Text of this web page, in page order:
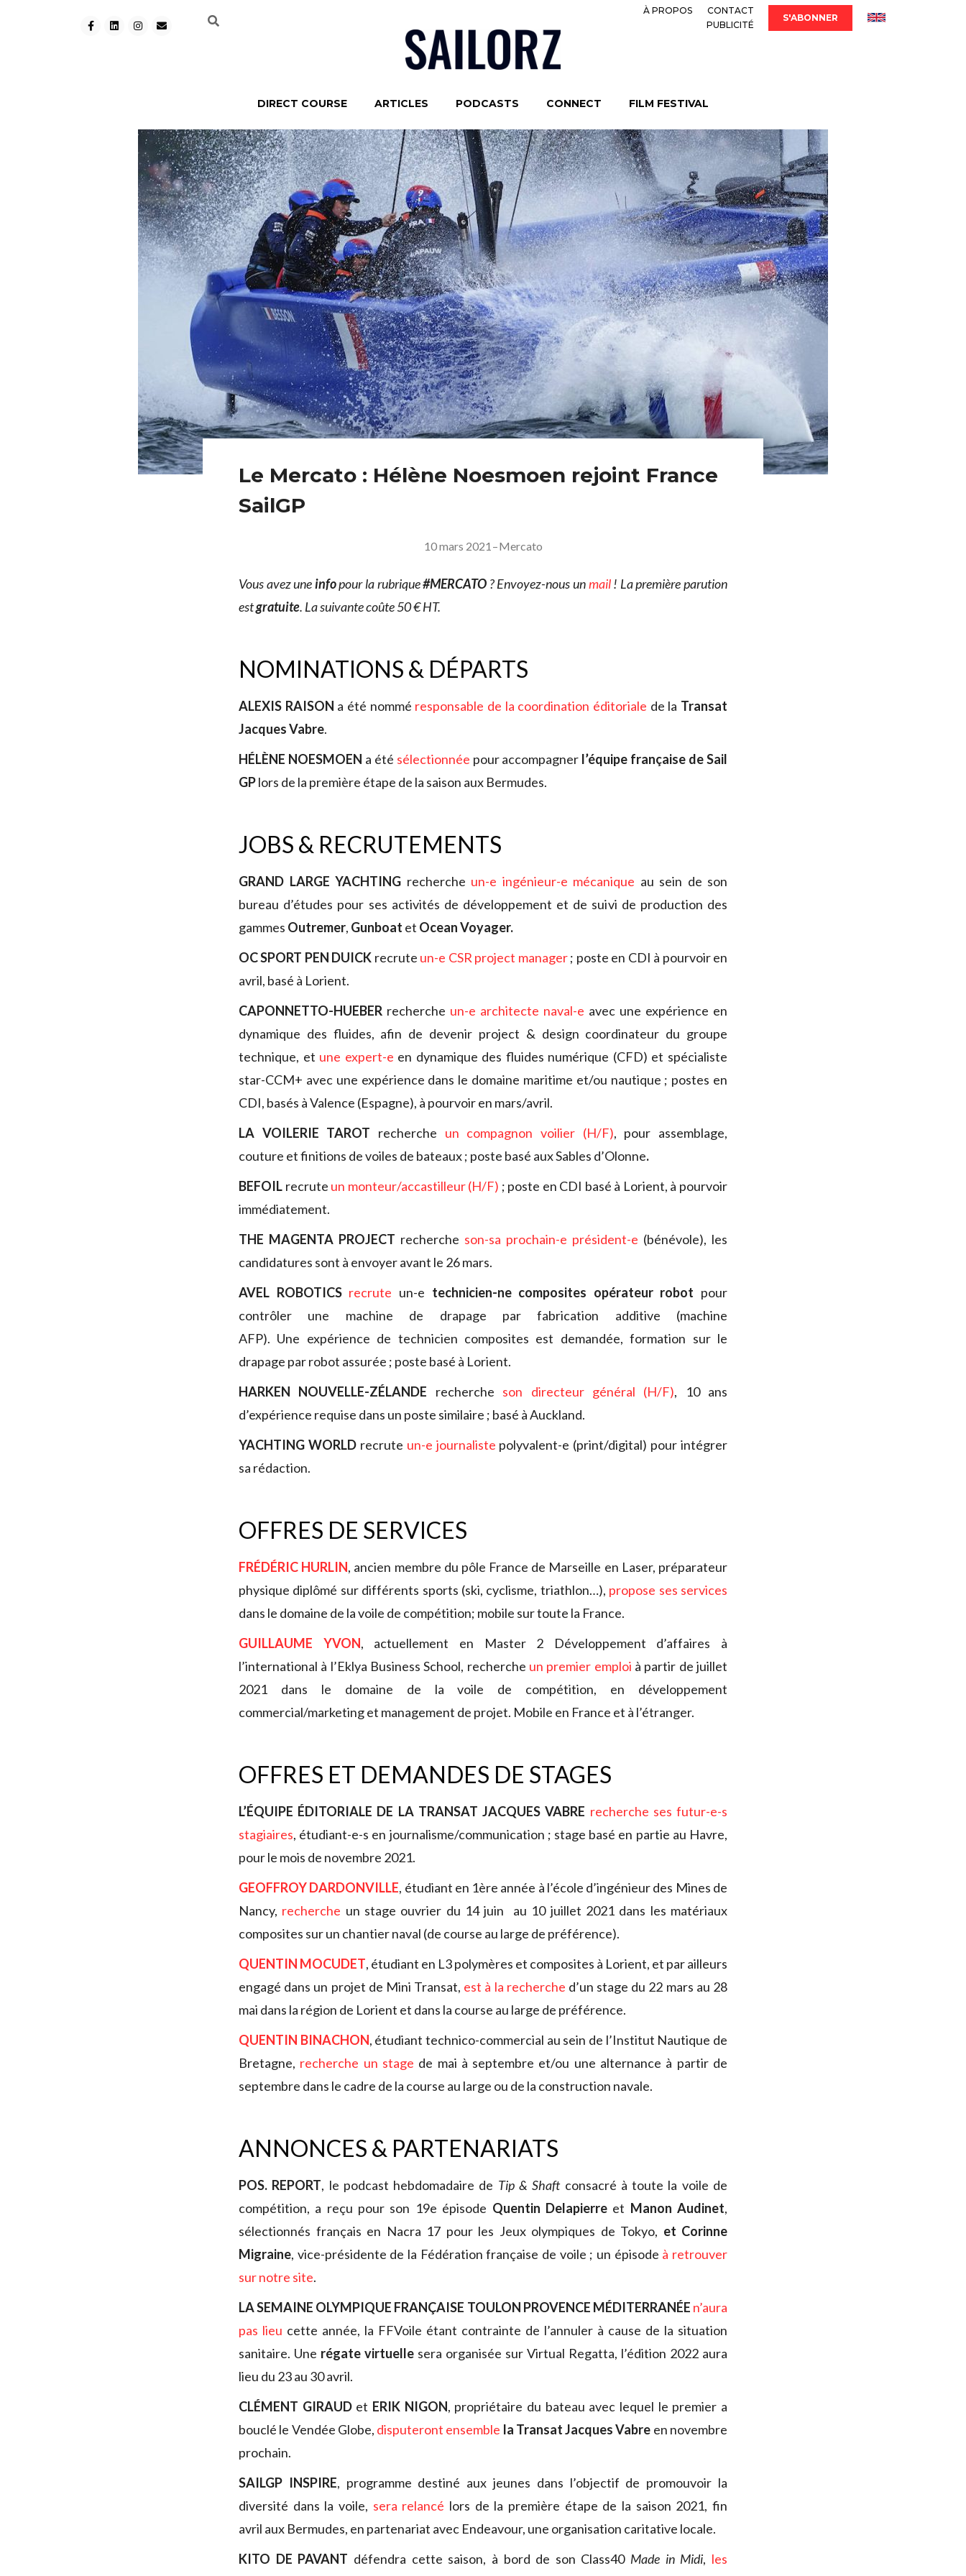
À PROPOS
CONTACT
PUBLICITÉ
S'ABONNER
DIRECT COURSE ARTICLES PODCASTS CONNECT FILM FESTIVAL
Le Mercato : Hélène Noesmoen rejoint France
SailGP
10 mars 2021 –Mercato
Vous avez uneinfopour la rubrique#MERCATO ? Envoyez-nous unmail! La première parution
estgratuite. La suivante coûte 50 € HT.
NOMINATIONS & DÉPARTS
ALEXIS RAISON a été nommé responsable de la coordination éditoriale de la Transat
Jacques Vabre.
HÉLÈNE NOESMOEN a été sélectionnée pour accompagner l’équipe française de Sail
GPlors de la première étape de la saison aux Bermudes.
JOBS & RECRUTEMENTS
GRAND LARGE YACHTING recherche un-e ingénieur-e mécanique au sein de son
bureau d’études pour ses activités de développement et de suivi de production des
gammes Outremer, Gunboat et Ocean Voyager.
OC SPORT PEN DUICK recrute un-e CSR project manager; poste en CDI à pourvoir en
avril, basé à Lorient.
CAPONNETTO-HUEBER recherche un-e architecte naval-e avec une expérience en
dynamique des fluides, afin de devenir project & design coordinateur du groupe
technique, et une expert-e en dynamique des fluides numérique (CFD) et spécialiste
star-CCM+ avec une expérience dans le domaine maritime et/ou nautique ; postes en
CDI, basés à Valence (Espagne), à pourvoir en mars/avril.
LA VOILERIE TAROT recherche un compagnon voilier (H/F), pour assemblage,
couture et finitions de voiles de bateaux ; poste basé aux Sables d’Olonne.
BEFOIL recrute un monteur/accastilleur (H/F) ; poste en CDI basé à Lorient, à pourvoir
immédiatement.
THE MAGENTA PROJECT recherche son-sa prochain-e président-e (bénévole), les
candidatures sont à envoyer avant le 26 mars.
AVEL ROBOTICS recrute un-e technicien-ne composites opérateur robot pour
contrôler une machine de drapage par fabrication additive (machine
AFP). Une expérience de technicien composites est demandée, formation sur le
drapage par robot assurée ; poste basé à Lorient.
HARKEN NOUVELLE-ZÉLANDE recherche son directeur général (H/F), 10 ans
d’expérience requise dans un poste similaire ; basé à Auckland.
YACHTING WORLDrecrute un-e journaliste polyvalent-e (print/digital) pour intégrer
sa rédaction.
OFFRES DE SERVICES
FRÉDÉRIC HURLIN, ancien membre du pôle France de Marseille en Laser, préparateur
physique diplômé sur différents sports (ski, cyclisme, triathlon…), propose ses services
dans le domaine de la voile de compétition; mobile sur toute la France.
GUILLAUME YVON, actuellement en Master 2 Développement d’affaires à
l’international à l’Eklya Business School, recherche un premier emploi à partir de juillet
2021 dans le domaine de la voile de compétition, en développement
commercial/marketing et management de projet. Mobile en France et à l’étranger.
OFFRES ET DEMANDES DE STAGES
L’ÉQUIPE ÉDITORIALE DE LA TRANSAT JACQUES VABRE recherche ses futur-e-s
stagiaires, étudiant-e-s en journalisme/communication ; stage basé en partie au Havre,
pour le mois de novembre 2021.
GEOFFROY DARDONVILLE, étudiant en 1ère année à l’école d’ingénieur des Mines de
Nancy, recherche un stage ouvrier du 14 juin au 10 juillet 2021 dans les matériaux
composites sur un chantier naval (de course au large de préférence).
QUENTIN MOCUDET, étudiant en L3 polymères et composites à Lorient, et par ailleurs
engagé dans un projet de Mini Transat, est à la recherche d’un stage du 22 mars au 28
mai dans la région de Lorient et dans la course au large de préférence.
QUENTIN BINACHON, étudiant technico-commercial au sein de l’Institut Nautique de
Bretagne, recherche un stage de mai à septembre et/ou une alternance à partir de
septembre dans le cadre de la course au large ou de la construction navale.
ANNONCES & PARTENARIATS
POS. REPORT, le podcast hebdomadaire de Tip & Shaftconsacré à toute la voile de
compétition, a reçu pour son 19e épisode Quentin Delapierre et Manon Audinet,
sélectionnés français en Nacra 17 pour les Jeux olympiques de Tokyo, et Corinne
Migraine, vice-présidente de la Fédération française de voile ; un épisode à retrouver
sur notre site.
LA SEMAINE OLYMPIQUE FRANÇAISE TOULON PROVENCE MÉDITERRANÉE n’aura
pas lieu cette année, la FFVoile étant contrainte de l’annuler à cause de la situation
sanitaire. Une régate virtuelle sera organisée sur Virtual Regatta, l’édition 2022 aura
lieu du 23 au 30 avril.
CLÉMENT GIRAUDet ERIK NIGON, propriétaire du bateau avec lequel le premier a
bouclé le Vendée Globe, disputeront ensemble la Transat Jacques Vabre en novembre
prochain.
SAILGP INSPIRE, programme destiné aux jeunes dans l’objectif de promouvoir la
diversité dans la voile, sera relancé lors de la première étape de la saison 2021, fin
avril aux Bermudes, en partenariat avec Endeavour, une organisation caritative locale.
KITO DE PAVANT défendra cette saison, à bord de son Class40 Made in Midi, les